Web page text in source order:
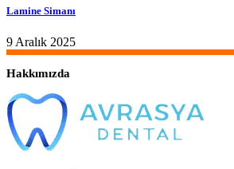
Lamine Simanı
9 Aralık 2025
Hakkımızda